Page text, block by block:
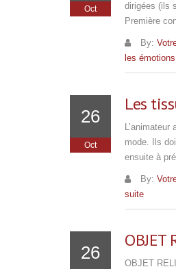
Oct
dirigées (ils
Première
By:
les émotions
26
Oct
Les
mode. Ils
ensuite à
By:
suite
26
OBJET
OBJET